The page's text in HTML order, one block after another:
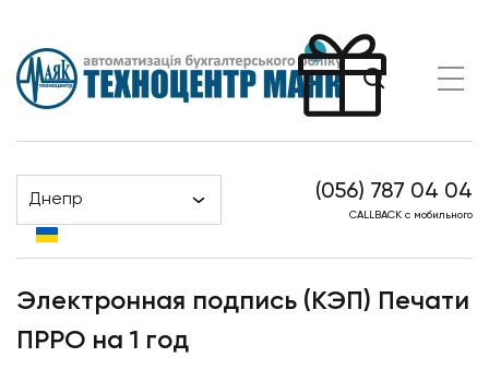
Днепр (056) 787 04 04
CALLBACK с мобильного
Головна Продукти
Электронная подпись (КЭП) Печати ПРРО на 1 год
Электронная подпись (КЭП) Печати
ПРРО на 1 год